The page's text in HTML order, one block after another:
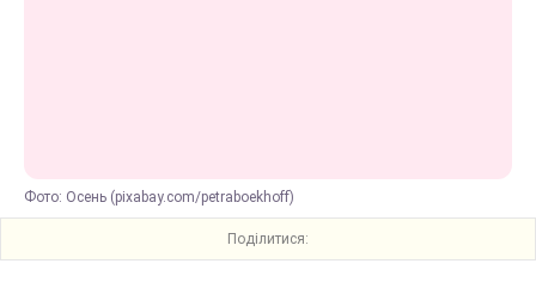
Фото: Осень (pixabay.com/petraboekhoff)
Поділитися: